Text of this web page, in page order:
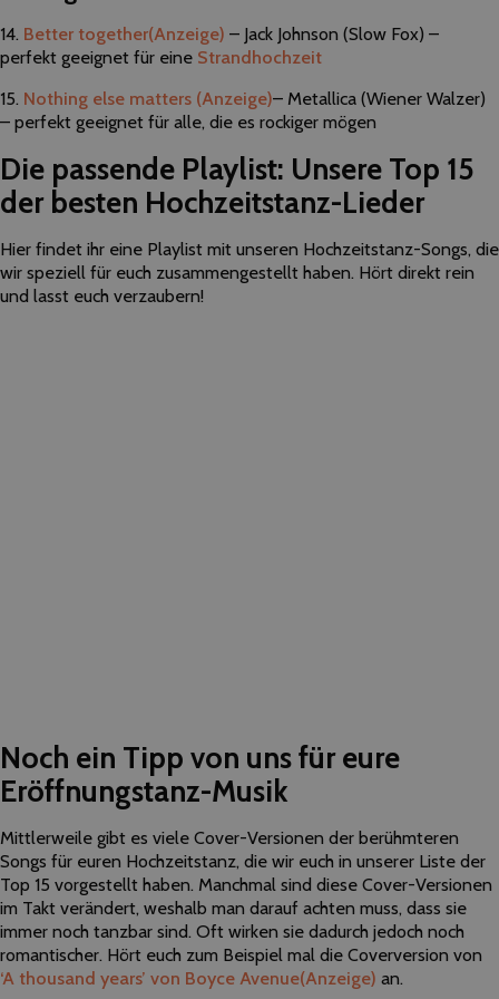
14. Better together(Anzeige) – Jack Johnson (Slow Fox) –
perfekt geeignet für eine Strandhochzeit
15. Nothing else matters (Anzeige)– Metallica (Wiener Walzer)
– perfekt geeignet für alle, die es rockiger mögen
Die passende Playlist: Unsere Top 15
der besten Hochzeitstanz-Lieder
Hier findet ihr eine Playlist mit unseren Hochzeitstanz-Songs, die
wir speziell für euch zusammengestellt haben. Hört direkt rein
und lasst euch verzaubern!
Noch ein Tipp von uns für eure
Eröffnungstanz-Musik
Mittlerweile gibt es viele Cover-Versionen der berühmteren
Songs für euren Hochzeitstanz, die wir euch in unserer Liste der
Top 15 vorgestellt haben. Manchmal sind diese Cover-Versionen
im Takt verändert, weshalb man darauf achten muss, dass sie
immer noch tanzbar sind. Oft wirken sie dadurch jedoch noch
romantischer. Hört euch zum Beispiel mal die Coverversion von
‘A thousand years’ von Boyce Avenue(Anzeige) an.